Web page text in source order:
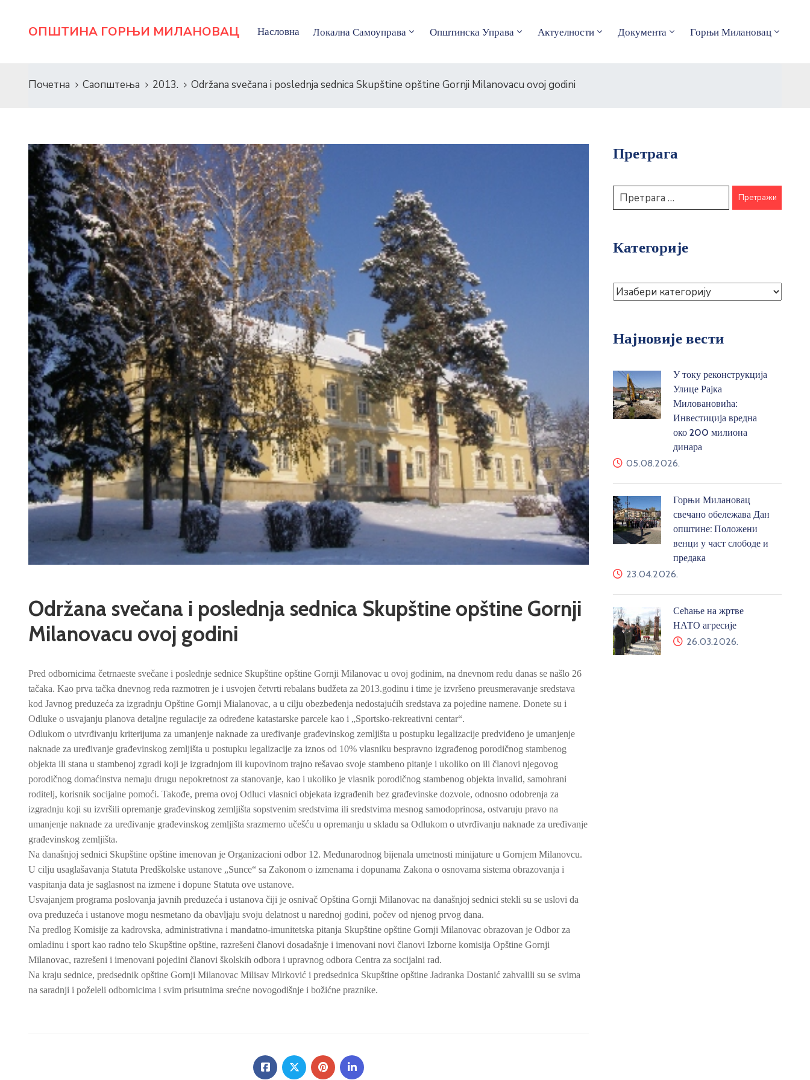
ОПШТИНА ГОРЊИ МИЛАНОВАЦ Насловна Локална Самоуправа Општинска Управа Актуелности Документа Горњи Милановац
Почетна Саопштења 2013. Održana svečana i poslednja sednica Skupštine opštine Gornji Milanovacu ovoj godini
Održana svečana i poslednja sednica Skupštine opštine Gornji
Milanovacu ovoj godini
Pred odbornicima četrnaeste svečane i poslednje sednice Skupštine opštine Gornji Milanovac u ovoj godinim, na dnevnom redu danas se našlo 26
tačaka. Kao prva tačka dnevnog reda razmotren je i usvojen četvrti rebalans budžeta za 2013.godinu i time je izvršeno preusmeravanje sredstava
kod Javnog preduzeća za izgradnju Opštine Gornji Mialanovac, a u cilju obezbeđenja nedostajućih sredstava za pojedine namene. Donete su i
Odluke o usvajanju planova detaljne regulacije za određene katastarske parcele kao i „Sportsko-rekreativni centar“.
Odlukom o utvrđivanju kriterijuma za umanjenje naknade za uređivanje građevinskog zemljišta u postupku legalizacije predviđeno je umanjenje
naknade za uređivanje građevinskog zemljišta u postupku legalizacije za iznos od 10% vlasniku bespravno izgrađenog porodičnog stambenog
objekta ili stana u stambenoj zgradi koji je izgradnjom ili kupovinom trajno rešavao svoje stambeno pitanje i ukoliko on ili članovi njegovog
porodičnog domaćinstva nemaju drugu nepokretnost za stanovanje, kao i ukoliko je vlasnik porodičnog stambenog objekta invalid, samohrani
roditelj, korisnik socijalne pomoći. Takođe, prema ovoj Odluci vlasnici objekata izgrađenih bez građevinske dozvole, odnosno odobrenja za
izgradnju koji su izvršili opremanje građevinskog zemljišta sopstvenim sredstvima ili sredstvima mesnog samodoprinosa, ostvaruju pravo na
umanjenje naknade za uređivanje građevinskog zemljišta srazmerno učešću u opremanju u skladu sa Odlukom o utvrđivanju naknade za uređivanje
građevinskog zemljišta.
Na današnjoj sednici Skupštine opštine imenovan je Organizacioni odbor 12. Međunarodnog bijenala umetnosti minijature u Gornjem Milanovcu.
U cilju usaglašavanja Statuta Predškolske ustanove „Sunce“ sa Zakonom o izmenama i dopunama Zakona o osnovama sistema obrazovanja i
vaspitanja data je saglasnost na izmene i dopune Statuta ove ustanove.
Usvajanjem programa poslovanja javnih preduzeća i ustanova čiji je osnivač Opština Gornji Milanovac na današnjoj sednici stekli su se uslovi da
ova preduzeća i ustanove mogu nesmetano da obavljaju svoju delatnost u narednoj godini, počev od njenog prvog dana.
Na predlog Komisije za kadrovska, administrativna i mandatno-imunitetska pitanja Skupštine opštine Gornji Milanovac obrazovan je Odbor za
omladinu i sport kao radno telo Skupštine opštine, razrešeni članovi dosadašnje i imenovani novi članovi Izborne komisija Opštine Gornji
Milanovac, razrešeni i imenovani pojedini članovi školskih odbora i upravnog odbora Centra za socijalni rad.
Na kraju sednice, predsednik opštine Gornji Milanovac Milisav Mirković i predsednica Skupštine opštine Jadranka Dostanić zahvalili su se svima
na saradnji i poželeli odbornicima i svim prisutnima srećne novogodišnje i božićne praznike.
Претрага
Категорије
Најновије вести
У току реконструкција
Улице Рајка
Миловановића:
Инвестиција вредна
око 200 милиона
динара
05.08.2026.
Горњи Милановац
свечано обележава Дан
општине: Положени
венци у част слободе и
предака
23.04.2026.
Сећање на жртве
НАТО агресије
26.03.2026.